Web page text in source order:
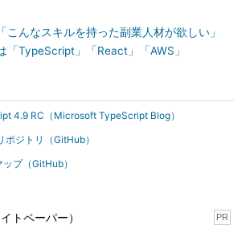
こんなスキルを持った副業人材が欲しい」
「TypeScript」「React」「AWS」
4.9 RC（Microsoft TypeScript Blog）
ジトリ（GitHub）
プ（GitHub）
トペーパー） PR